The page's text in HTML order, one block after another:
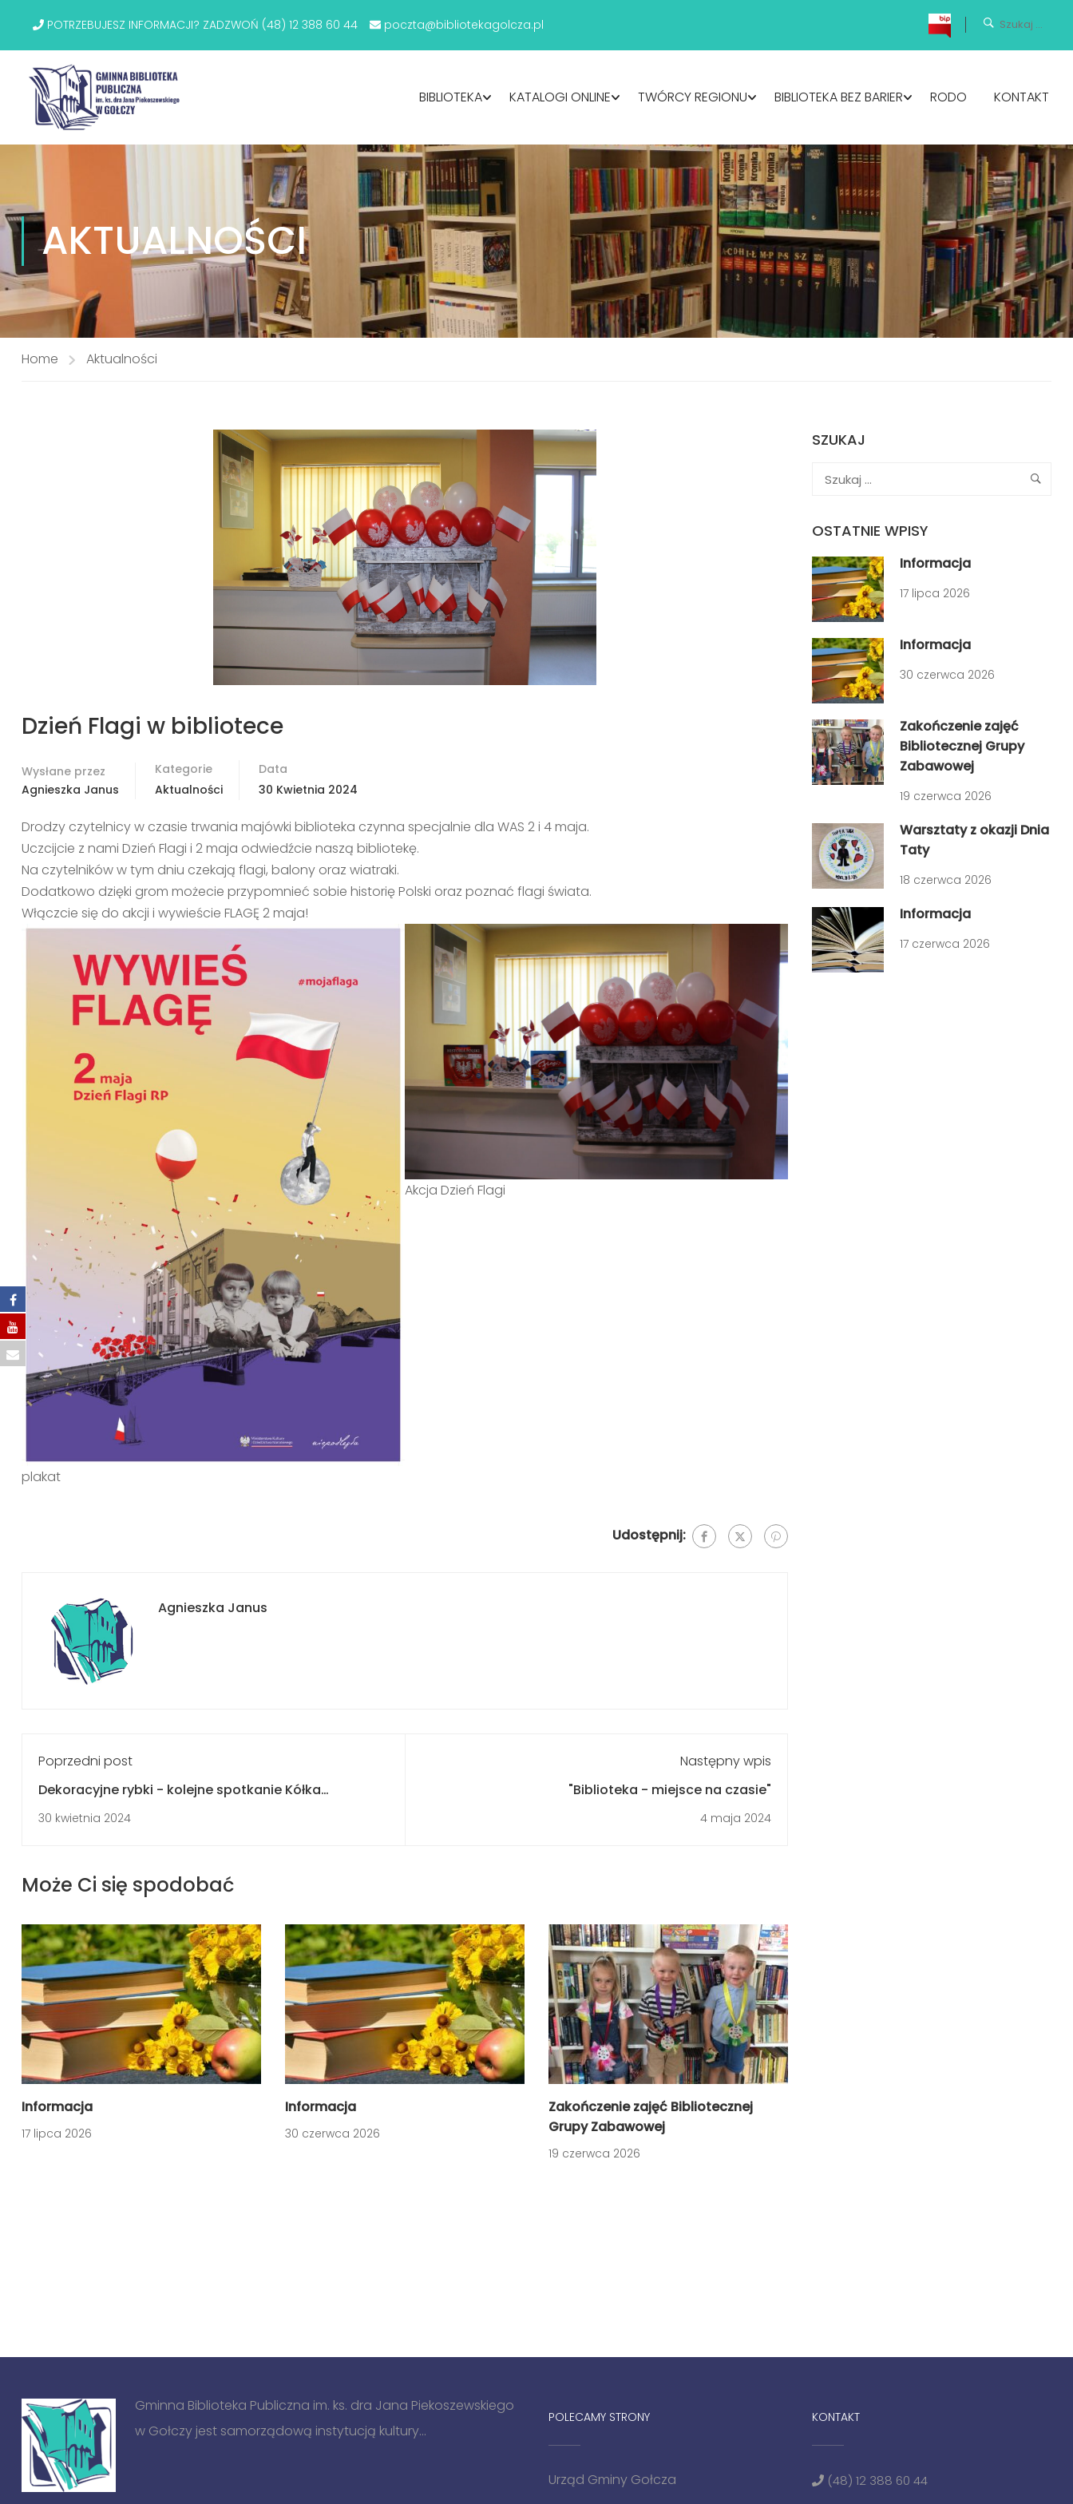
POTRZEBUJESZ INFORMACJI? ZADZWOŃ (48) 12 388 60 44 poczta@bibliotekagolcza.pl
BIBLIOTEKA KATALOGI ONLINE TWÓRCY REGIONU BIBLIOTEKA BEZ BARIER RODO KONTAKT
AKTUALNOŚCI
Home Aktualności
Dzień Flagi w bibliotece
Wysłane przez
Agnieszka Janus
Kategorie
Aktualności
Data
30 Kwietnia 2024
Drodzy czytelnicy w czasie trwania majówki biblioteka czynna specjalnie dla WAS 2 i 4 maja.
Uczcijcie z nami Dzień Flagi i 2 maja odwiedźcie naszą bibliotekę.
Na czytelników w tym dniu czekają flagi, balony oraz wiatraki.
Dodatkowo dzięki grom możecie przypomnieć sobie historię Polski oraz poznać flagi świata.
Włączcie się do akcji i wywieście FLAGĘ 2 maja!
plakat
Akcja Dzień Flagi
Udostępnij:
Agnieszka Janus
Poprzedni post
Dekoracyjne rybki - kolejne spotkanie Kółka
Artystycznego
30 kwietnia 2024
Następny wpis
"Biblioteka - miejsce na czasie"
4 maja 2024
Może Ci się spodobać
Informacja
17 lipca 2026
Informacja
30 czerwca 2026
Zakończenie zajęć Bibliotecznej
Grupy Zabawowej
19 czerwca 2026
SZUKAJ
OSTATNIE WPISY
Informacja
17 lipca 2026
Informacja
30 czerwca 2026
Zakończenie zajęć
Bibliotecznej Grupy
Zabawowej
19 czerwca 2026
Warsztaty z okazji Dnia
Taty
18 czerwca 2026
Informacja
17 czerwca 2026
Gminna Biblioteka Publiczna im. ks. dra Jana Piekoszewskiego
w Gołczy jest samorządową instytucją kultury...
POLECAMY STRONY
Urząd Gminy Gołcza
KONTAKT
(48) 12 388 60 44